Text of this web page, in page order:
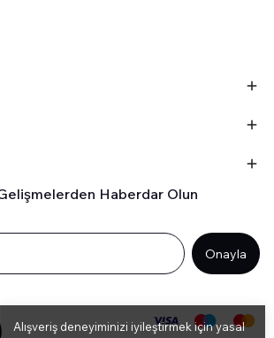
Alışveriş deneyiminizi iyileştirmek için yasal
Haberdar Olun
Onayla